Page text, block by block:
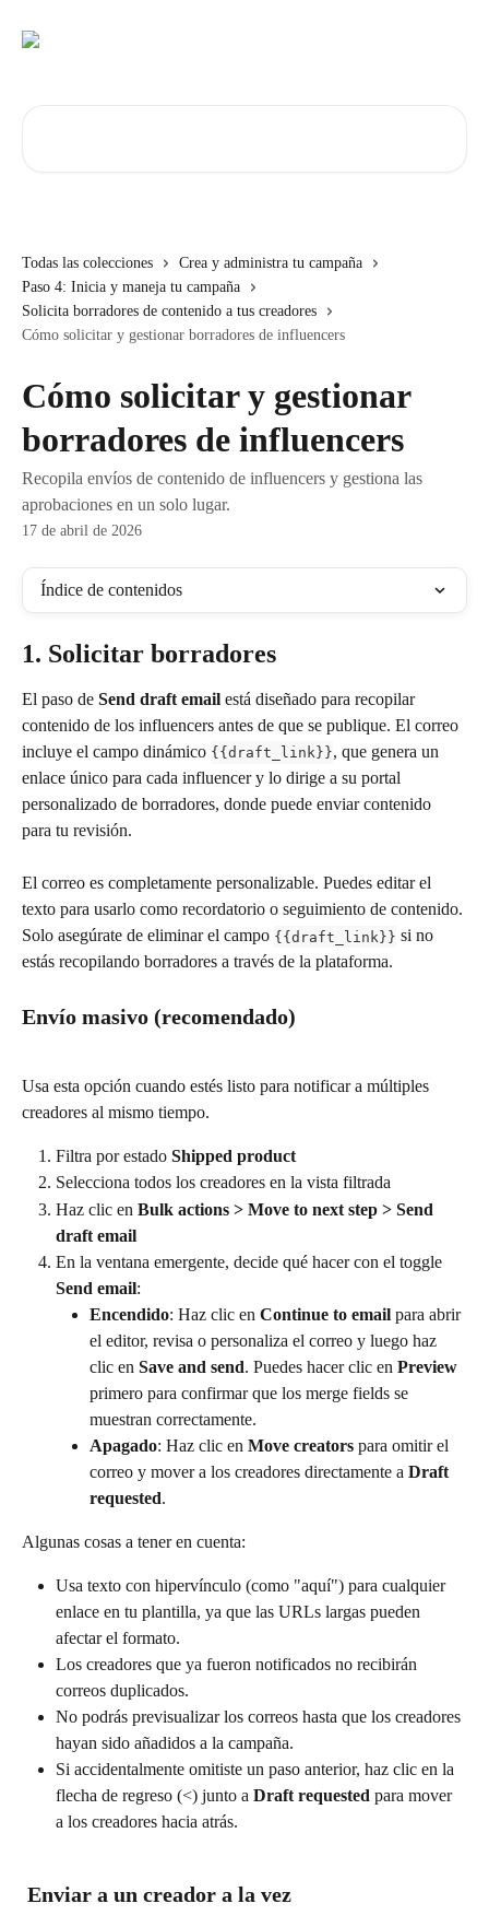
Todas las colecciones
Crea y administra tu campaña
Paso 4: Inicia y maneja tu campaña
Solicita borradores de contenido a tus creadores
Cómo solicitar y gestionar borradores de influencers
Cómo solicitar y gestionar
borradores de influencers
Recopila envíos de contenido de influencers y gestiona las
aprobaciones en un solo lugar.
17 de abril de 2026
Índice de contenidos
1. Solicitar borradores
El paso de Send draft email está diseñado para recopilar
contenido de los influencers antes de que se publique. El correo
incluye el campo dinámico {{draft_link}}, que genera un
enlace único para cada influencer y lo dirige a su portal
personalizado de borradores, donde puede enviar contenido
para tu revisión.
El correo es completamente personalizable. Puedes editar el
texto para usarlo como recordatorio o seguimiento de contenido.
Solo asegúrate de eliminar el campo {{draft_link}} si no
estás recopilando borradores a través de la plataforma.
Envío masivo (recomendado)
Usa esta opción cuando estés listo para notificar a múltiples
creadores al mismo tiempo.
Filtra por estado Shipped product
Selecciona todos los creadores en la vista filtrada
Haz clic en Bulk actions > Move to next step > Send
draft email
En la ventana emergente, decide qué hacer con el toggle
Send email:
Encendido: Haz clic en Continue to email para abrir
el editor, revisa o personaliza el correo y luego haz
clic en Save and send. Puedes hacer clic en Preview
primero para confirmar que los merge fields se
muestran correctamente.
Apagado: Haz clic en Move creators para omitir el
correo y mover a los creadores directamente a Draft
requested.
Algunas cosas a tener en cuenta:
Usa texto con hipervínculo (como "aquí") para cualquier
enlace en tu plantilla, ya que las URLs largas pueden
afectar el formato.
Los creadores que ya fueron notificados no recibirán
correos duplicados.
No podrás previsualizar los correos hasta que los creadores
hayan sido añadidos a la campaña.
Si accidentalmente omitiste un paso anterior, haz clic en la
flecha de regreso (<) junto a Draft requested para mover
a los creadores hacia atrás.
Enviar a un creador a la vez